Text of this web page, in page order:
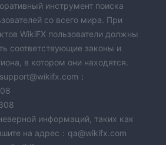
инструмент поиска
со всего мира. При
WikiFX пользователи должны
соответствующие законы и
в котором они находятся.
；
информаций, таких как
на адрес：qa@wikifx.com